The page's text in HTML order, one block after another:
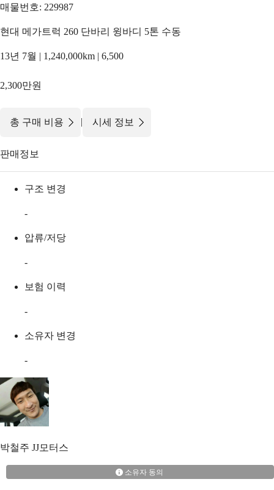
매물번호: 229987
현대 메가트럭 260 단바리 윙바디 5톤 수동
13년 7월 | 1,240,000km | 6,500
2,300만원
총 구매 비용 | 시세 정보
판매정보
구조 변경
-
압류/저당
-
보험 이력
-
소유자 변경
-
박철주 JJ모터스
소유자 동의